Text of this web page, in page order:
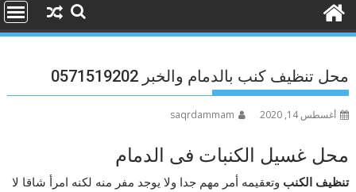
محل تنظيف كنب بالدمام والخبر 0571519202
أغسطس 14, 2020 saqrdammam
محل غسيل الكنبات فى الدمام
تنظيف الكنب وتعقيمه أمر مهم جدا ولا يوجد مفر منه لكنه امرأ شاقا لا